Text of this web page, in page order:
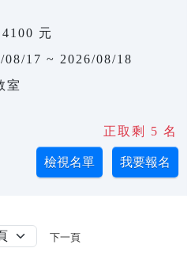
元
08/17 ~ 2026/08/18
室
正取剩 5 名
下一頁